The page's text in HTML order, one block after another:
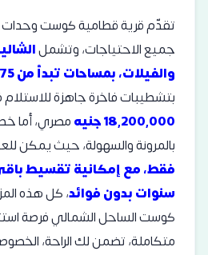
تقدّم قرية قطامية كوست وحدات
جميع الاحتياجات، وتشمل
والفيلات، بمساحات تبدأ من 175 مترًا
بتشطيبات فاخرة جاهزة للاستلام
18,200,000 جنيه
مصري، أما
بالمرونة والسهولة، حيث يمكن
فقط، مع إمكانية تقسيط
سنوات بدون فوائد، كل هذه
كوست الساحل الشمالي فرصة
متكاملة، تضمن لك الراحة،